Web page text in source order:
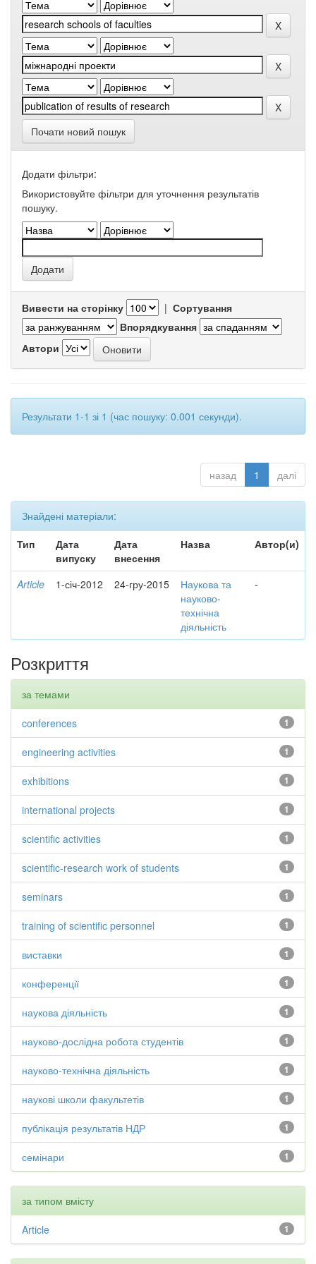
Почати новий пошук
Додати фільтри:
Використовуйте фільтри для уточнення результатів
пошуку.
Вивести на сторінку | Сортування
Впорядкування
Автори
Результати 1-1 зі 1 (час пошуку: 0.001 секунди).
назад 1 далі
Знайдені матеріали:
Тип
Дата
випуску
Дата
внесення
Назва Автор(и)
Article 1-січ-2012 24-гру-2015
Наукова та
науково-
технічна
діяльність
-
Розкриття
за темами
1
conferences
1
engineering activities
1
exhibitions
1
international projects
1
scientific activities
1
scientific-research work of students
1
seminars
1
training of scientific personnel
1
виставки
1
конференції
1
наукова діяльність
1
науково-дослідна робота студентів
1
науково-технічна діяльність
1
наукові школи факультетів
1
публікація результатів НДР
1
семінари
за типом вмісту
1
Article